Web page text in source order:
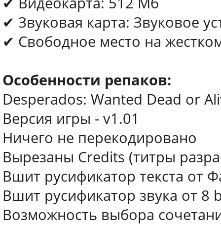
✔ Звуковая карта: Звуковое
✔ Свободное место на
Особенности репаков:
Desperados: Wanted Dead or
Версия игры - v1.01
Ничего не перекодировано
Вырезаны Credits (титры
Вшит русификатор текста от
Вшит русификатор звука от 8
Возможность выбора